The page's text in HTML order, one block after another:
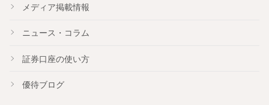
メディア掲載情報
ニュース・コラム
証券口座の使い方
優待ブログ